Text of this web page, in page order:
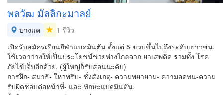
พลวัฒ มัลลิกะมาลย์
บางแค
1 รีวิว
เปิดรับสมัครเรียนกีฬาแบดมินตัน ตั้งแต่ 5 ขวบขึ้นไปถึงระดับเยาวชน.
ใช้เวลาว่างให้เป็นประโยชน์ช่วยห่างไกลจาก ยาเสพติด รวมทั้ง โรค
ภัยไข้เจ็บอีกด้วย. (ผู้ใหญ่ก็รับสอนนะคับ)
การฝึก- สมาธิ- ใหวพริบ- ชั่งสังเกตุ- ความพยายาม- ความอดทน-ความ
รับผิดชอบต่อหน้าที่- และ ทักษะแบดมินตัน.